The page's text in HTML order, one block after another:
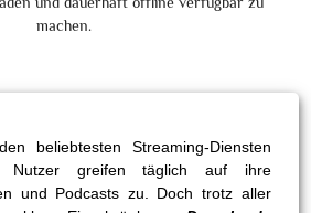
machen.
beliebtesten Streaming-Diensten
Nutzer greifen täglich auf ihre
und Podcasts zu. Doch trotz aller